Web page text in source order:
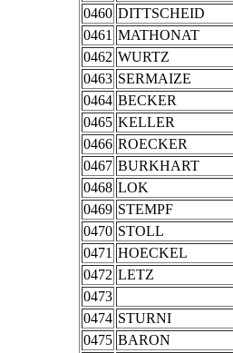
0460 DITTSCHEID
0461 MATHONAT
0462 WURTZ
0463 SERMAIZE
0464 BECKER
0465 KELLER
0466 ROECKER
0467 BURKHART
0468 LOK
0469 STEMPF
0470 STOLL
0471 HOECKEL
0472 LETZ
0473
0474 STURNI
0475 BARON